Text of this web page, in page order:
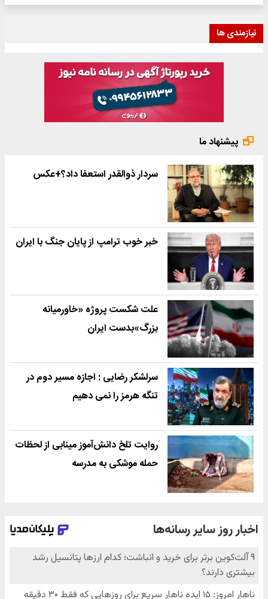
نیازمندی ها
پیشنهاد ما
سردار ذوالقدر استعفا داد؟+عکس
خبر خوب ترامپ از پایان جنگ با ایران
علت شکست پروژه «خاورمیانه
بزرگ»بدست ایران
سرلشکر رضایی : اجازه مسیر دوم در
تنگه هرمز را نمی دهیم
روایت تلخ دانش‌آموز مینابی از لحظات
حمله موشکی به مدرسه